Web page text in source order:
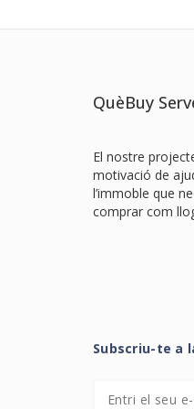
QuèBuy
El nostre
motivació de
l’immoble que
comprar com
Subscriu-te a